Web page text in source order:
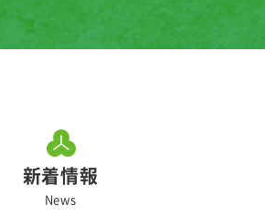
新着情報
News